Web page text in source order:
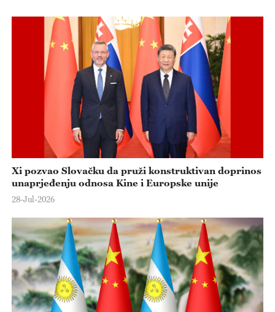
Xi pozvao Slovačku da pruži konstruktivan doprinos
unaprjeđenju odnosa Kine i Europske unije
28-Jul-2026